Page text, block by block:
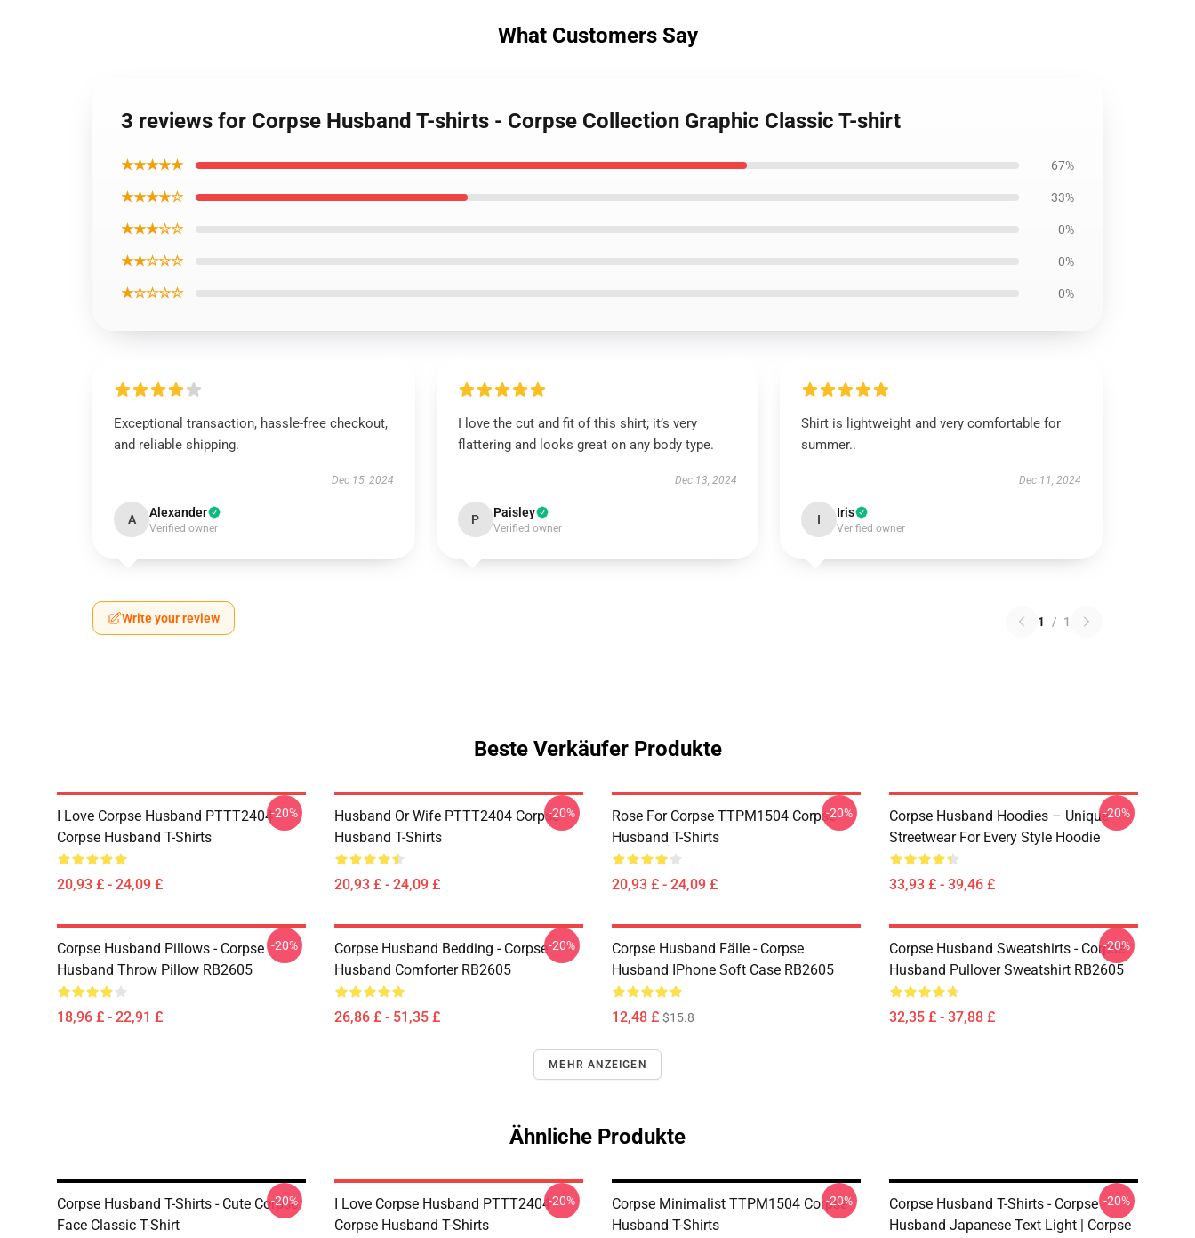
What Customers Say
3 reviews for Corpse Husband T-shirts - Corpse Collection Graphic Classic T-shirt
★★★★★ 67%
★★★★☆ 33%
★★★☆☆ 0%
★★☆☆☆ 0%
★☆☆☆☆ 0%
Exceptional transaction, hassle-free checkout,
and reliable shipping.
Dec 15, 2024
A Alexander
Verified owner
I love the cut and fit of this shirt; it’s very
flattering and looks great on any body type.
Dec 13, 2024
P Paisley
Verified owner
Shirt is lightweight and very comfortable for
summer..
Dec 11, 2024
I Iris
Verified owner
Write your review 1 / 1
Beste Verkäufer Produkte
I Love Corpse Husband PTTT2404
Corpse Husband T-Shirts
20,93 £ - 24,09 £
-20%
Husband Or Wife PTTT2404 Corpse
Husband T-Shirts
20,93 £ - 24,09 £
-20%
Rose For Corpse TTPM1504 Corpse
Husband T-Shirts
20,93 £ - 24,09 £
-20%
Corpse Husband Hoodies – Unique
Streetwear For Every Style Hoodie
33,93 £ - 39,46 £
-20%
Corpse Husband Pillows - Corpse
Husband Throw Pillow RB2605
18,96 £ - 22,91 £
-20%
Corpse Husband Bedding - Corpse
Husband Comforter RB2605
26,86 £ - 51,35 £
-20%
Corpse Husband Fälle - Corpse
Husband IPhone Soft Case RB2605
12,48 £ $15.8
Corpse Husband Sweatshirts - Corpse
Husband Pullover Sweatshirt RB2605
32,35 £ - 37,88 £
-20%
MEHR ANZEIGEN
Ähnliche Produkte
Corpse Husband T-Shirts - Cute Corpse
Face Classic T-Shirt
-20%
I Love Corpse Husband PTTT2404
Corpse Husband T-Shirts
-20%
Corpse Minimalist TTPM1504 Corpse
Husband T-Shirts
-20%
Corpse Husband T-Shirts - Corpse
Husband Japanese Text Light | Corpse
-20%